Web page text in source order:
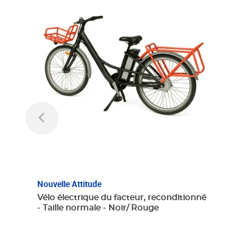
Nouvelle Attitude
Vélo électrique du facteur, reconditionné
- Taille normale - Noir/ Rouge